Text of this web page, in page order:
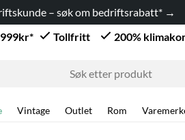
– søk om bedriftsrabatt* →
Tollfritt 200%
Vintage Outlet Rom